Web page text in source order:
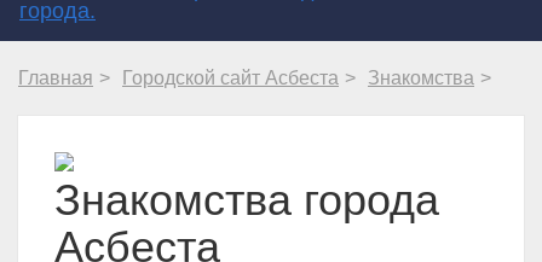
Главная Городской сайт Асбеста Знакомства
Знакомства города
Асбеста